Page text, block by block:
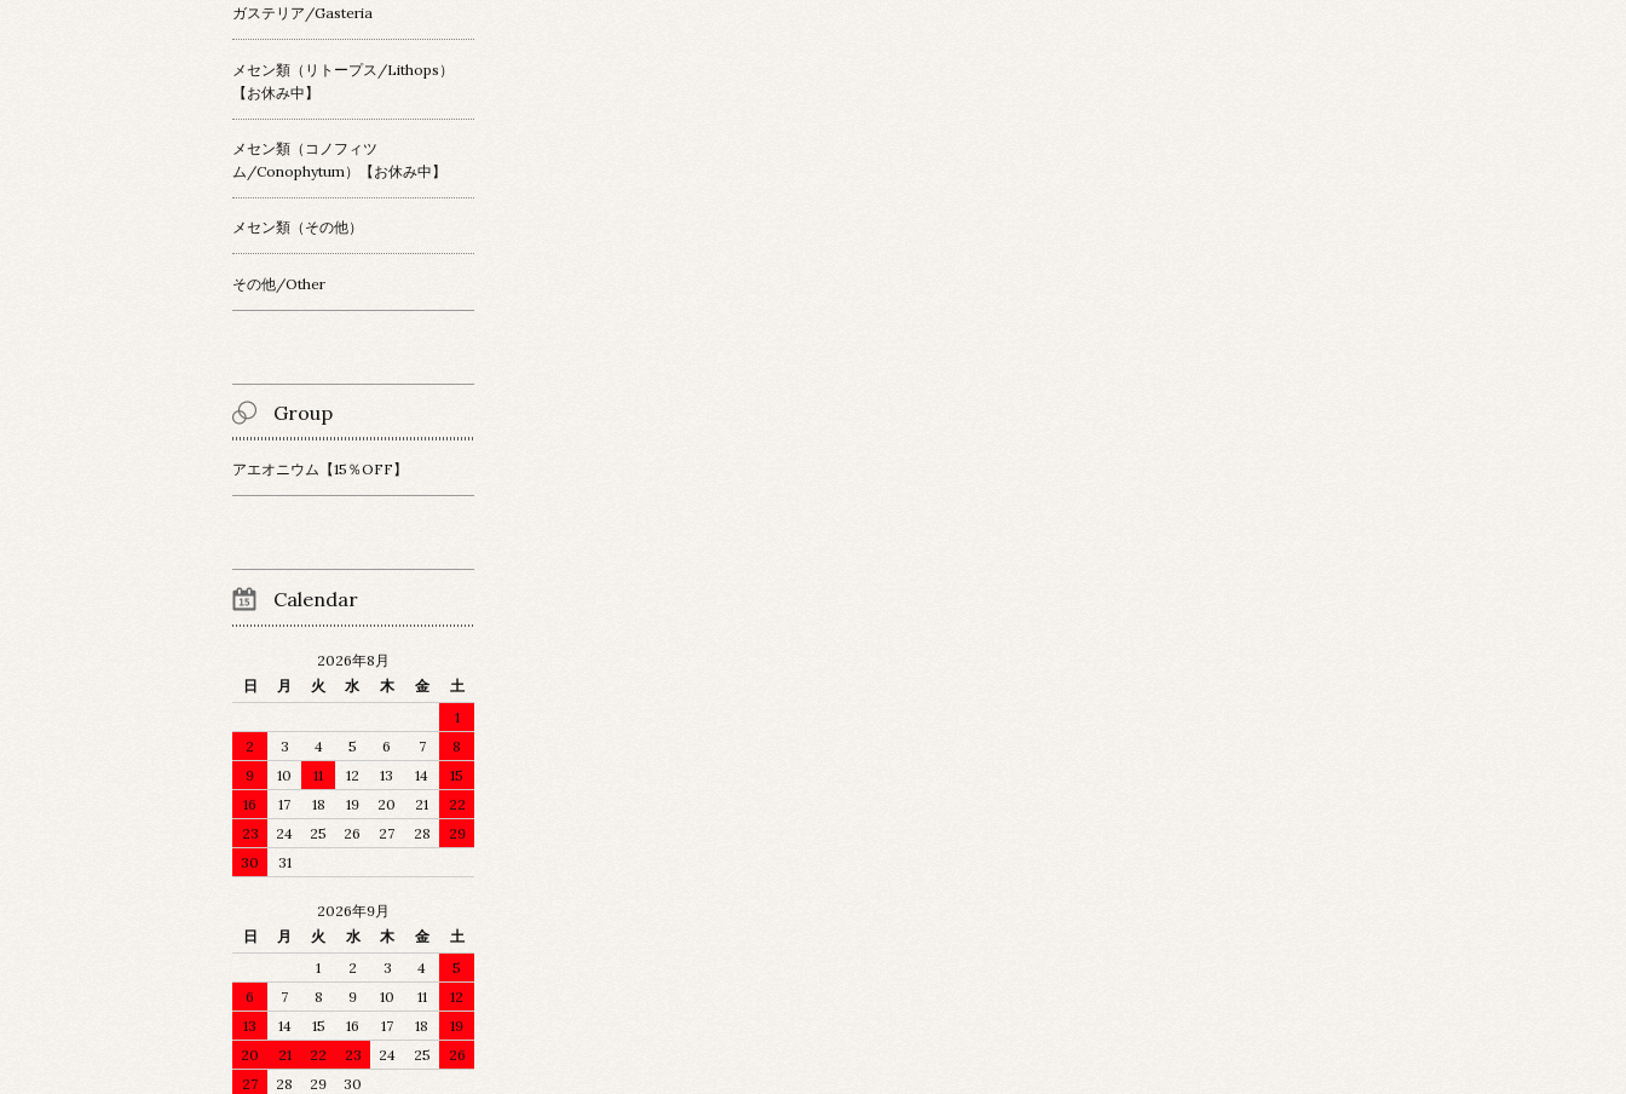
ガステリア/Gasteria
メセン類（リトープス/Lithops）
【お休み中】
メセン類（コノフィツ
ム/Conophytum）【お休み中】
メセン類（その他）
その他/Other
Group
アエオニウム【15％OFF】
Calendar
2026年8月
日
月 火 水 木 金
土
1
2
3 4 5 6 7
8
9
10 11 12 13 14
15
16
17 18 19 20 21
22
23
24 25 26 27 28
29
30
31
2026年9月
日
月 火 水 木 金
土
1
2 3 4
5
6
7 8 9 10 11
12
13
14 15 16 17 18
19
20
21 22 23 24 25
26
27
28 29 30